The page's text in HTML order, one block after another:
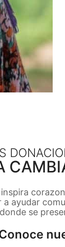
ayudar
se